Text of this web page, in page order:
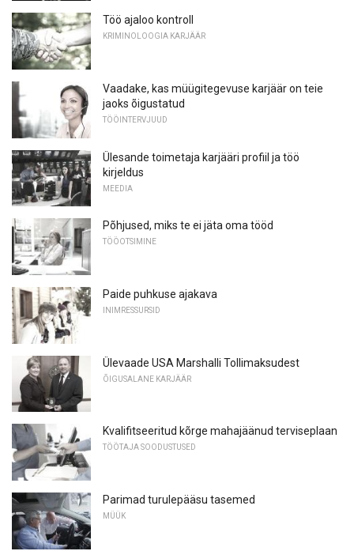
Töö ajaloo kontroll
KRIMINOLOOGIA KARJÄÄR
Vaadake, kas müügitegevuse karjäär on teie
jaoks õigustatud
TÖÖINTERVJUUD
Ülesande toimetaja karjääri profiil ja töö
kirjeldus
MEEDIA
Põhjused, miks te ei jäta oma tööd
TÖÖOTSIMINE
Paide puhkuse ajakava
INIMRESSURSID
Ülevaade USA Marshalli Tollimaksudest
ÕIGUSALANE KARJÄÄR
Kvalifitseeritud kõrge mahajäänud terviseplaan
TÖÖTAJA SOODUSTUSED
Parimad turulepääsu tasemed
MÜÜK